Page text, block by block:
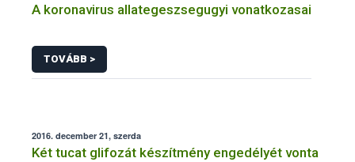
A koronavirus allategeszsegugyi vonatkozasai
TOVÁBB >
2016. december 21, szerda
Két tucat glifozát készítmény engedélyét vonta